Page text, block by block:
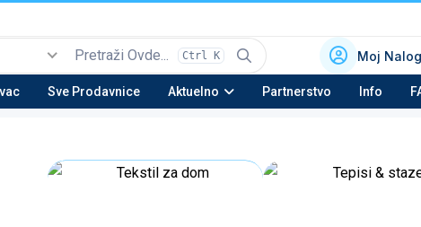
Izaberi kategoriju sa slikama
Ctrl K Moj Nalog
Sve Prodavnice Aktuelno Partnerstvo Info